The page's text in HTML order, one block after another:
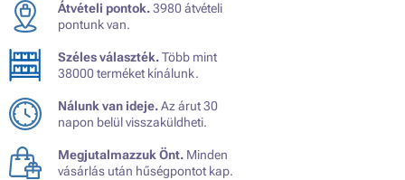
Átvételi pontok.3980 átvételi
pontunk van.
Széles választék.Több mint
38000 terméket kínálunk.
Nálunk van ideje.Az árut 30
napon belül visszaküldheti.
Megjutalmazzuk Önt. Minden
vásárlás után hűségpontot kap.